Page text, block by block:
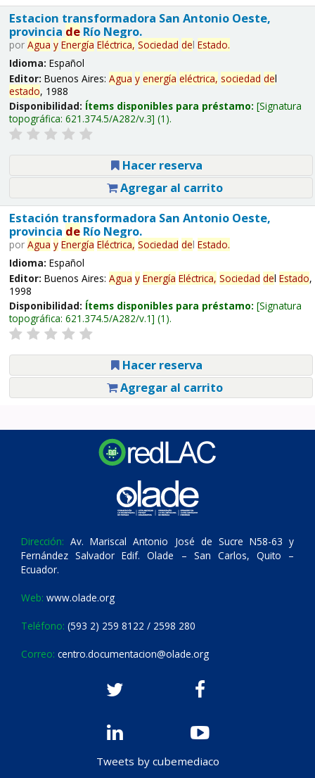
Estacion transformadora San Antonio Oeste,
provincia deRío Negro.
por Agua y Energía Eléctrica, Sociedad del Estado.
Idioma: Español
Editor: Buenos Aires: Agua y energía eléctrica, sociedad del
estado, 1988
Disponibilidad: Ítems disponibles para préstamo: Signatura
topográfica: 621.374.5/A282/v.3 (1).
Hacer reserva
Agregar al carrito
Estación transformadora San Antonio Oeste,
provincia deRío Negro.
por Agua y Energía Eléctrica, Sociedad del Estado.
Idioma: Español
Editor: Buenos Aires: Agua y Energía Eléctrica, Sociedad del Estado,
1998
Disponibilidad: Ítems disponibles para préstamo: Signatura
topográfica: 621.374.5/A282/v.1 (1).
Hacer reserva
Agregar al carrito
Dirección: Av. Mariscal Antonio José de Sucre N58-63 y
Fernández Salvador Edif. Olade – San Carlos, Quito –
Ecuador.
Web: www.olade.org
Teléfono: (593 2) 259 8122 / 2598 280
Correo: centro.documentacion@olade.org
Tweets by cubemediaco